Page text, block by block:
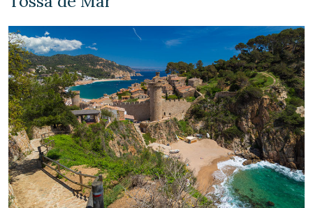
Verificar localitzador